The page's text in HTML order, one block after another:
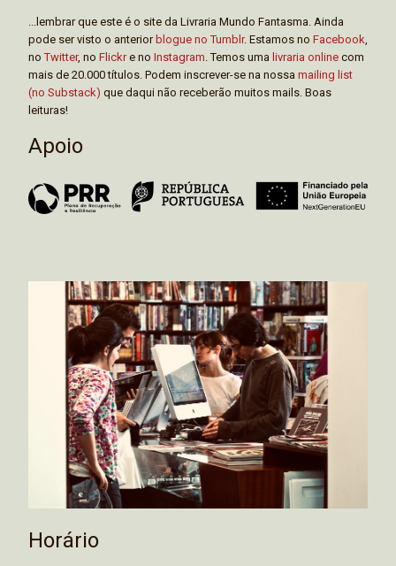
...lembrar que este é o site da Livraria Mundo Fantasma. Ainda
pode ser visto o anteriorblogue no Tumblr. Estamos no Facebook
noTwitter, no Flickre no Instagram . Temos uma livraria online com
mais de 20.000 títulos. Podem inscrever-se na nossa mailing list
(no Substack) que daqui não receberão muitos mails. Boas
leituras!
Apoio
Horário